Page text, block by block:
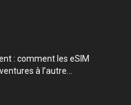
: comment les eSIM
à l’autre...